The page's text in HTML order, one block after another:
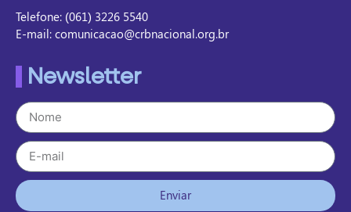
Telefone: (061) 3226 5540
E-mail: comunicacao@crbnacional.org.br
Newsletter
Enviar